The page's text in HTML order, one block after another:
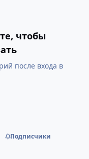
чтобы
после входа в
Подписчики